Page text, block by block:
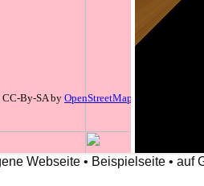
Webseite • Beispielseite • auf